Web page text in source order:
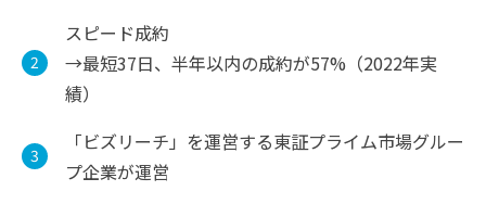
スピード成約
→最短37日、半年以内の成約が57%（2022年実
績）
「ビズリーチ」を運営する東証プライム市場グルー
プ企業が運営